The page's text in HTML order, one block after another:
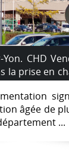
Yon. CHD
la prise en
âgée de
...